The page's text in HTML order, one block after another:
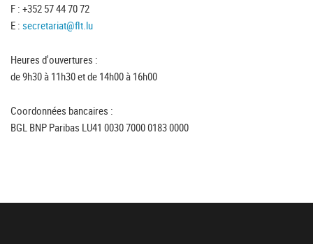
F : +352 57 44 70 72
E : secretariat@flt.lu
Heures d'ouvertures :
de 9h30 à 11h30 et de 14h00 à 16h00
Coordonnées bancaires :
BGL BNP Paribas LU41 0030 7000 0183 0000